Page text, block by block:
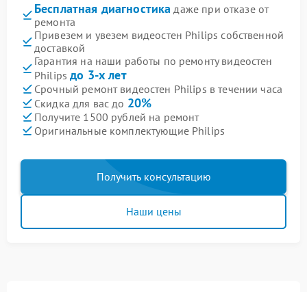
Бесплатная диагностика даже при отказе от
ремонта
Привезем и увезем видеостен Philips собственной
доставкой
Гарантия на наши работы по ремонту видеостен
Philipsдо 3-х лет
Срочный ремонт видеостен Philips в течении часа
Скидка для вас до 20%
Получите 1500 рублей на ремонт
Оригинальные комплектующие Philips
Получить консультацию
Наши цены